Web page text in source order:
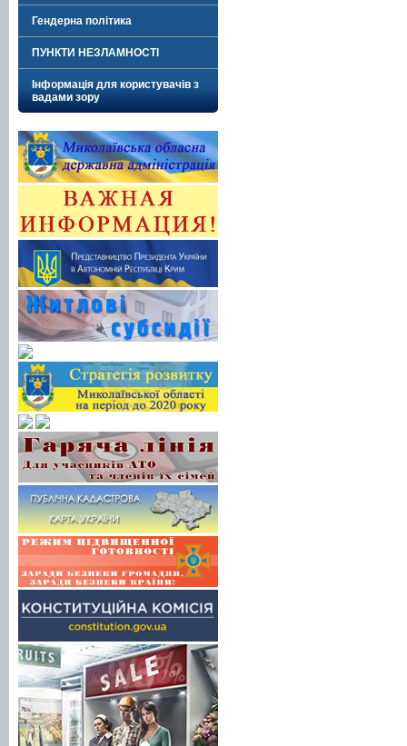
Гендерна політика
ПУНКТИ НЕЗЛАМНОСТІ
Інформація для користувачів з
вадами зору